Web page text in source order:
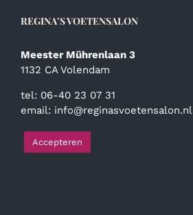
REGINA’S VOETENSALON
Meester Mührenlaan 3
1132 CA Volendam
tel: 06-40 23 07 31
email: info@reginasvoetensalon.nl
Accepteren